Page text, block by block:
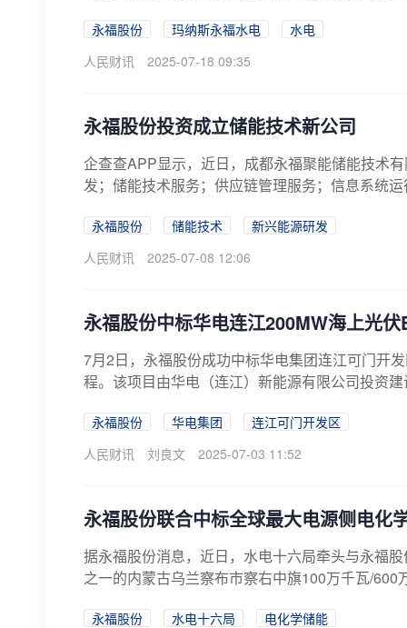
永福股份 玛纳斯永福水电
水电
人民财讯
2025-07-18 09:35
永福股份投资成立储能技术新公司
企查查APP显示，近日，成都永福聚能储能技术
发；储能技术服务；供应链管理服务；信息系统
永福股份 储能技术
新兴能源研发
人民财讯
2025-07-08 12:06
永福股份中标华电连江200MW海上光
7月2日，永福股份成功中标华电集团连江可门开
程。该项目由华电（连江）新能源有限公司投资
永福股份 华电集团
连江可门开发区
人民财讯
刘良文 2025-07-03 11:52
永福股份联合中标全球最大电源侧电化
据永福股份消息，近日，水电十六局牵头与永福
之一的内蒙古乌兰察布市察右中旗100万千瓦/
永福股份 水电十六局
电化学储能